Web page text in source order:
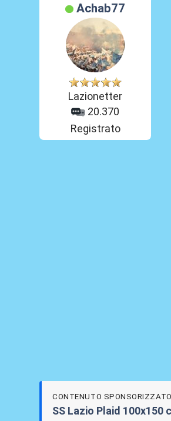
Achab77
Lazionetter
20.370
Registrato
CONTENUTO SPONSORIZZATO
SS Lazio Plaid